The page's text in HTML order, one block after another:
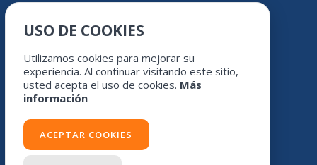
Facebook
Instagram
Avíso legal
USO DE COOKIES
Utilizamos cookies para mejorar su
experiencia. Al continuar visitando este sitio,
usted acepta el uso de cookies. Más
información
ACEPTAR COOKIES